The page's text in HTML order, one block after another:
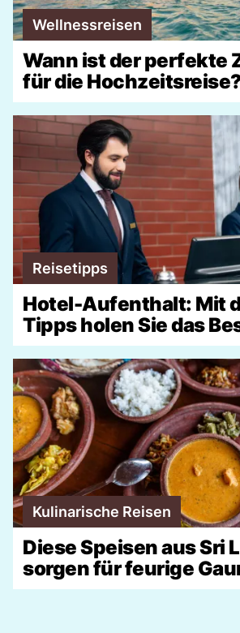
Wellnessreisen
Wann ist der perfekte
für die
Reisetipps
Hotel-Aufenthalt: Mit
Tipps holen Sie das
Kulinarische Reisen
Diese Speisen aus Sri
sorgen für feurige